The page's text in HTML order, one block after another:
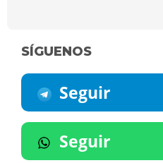
SÍGUENOS
Seguir
Seguir